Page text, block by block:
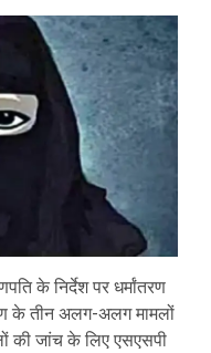
के निर्देश पर धर्मांतरण
के तीन अलग-अलग मामलों
की जांच के लिए एसएसपी